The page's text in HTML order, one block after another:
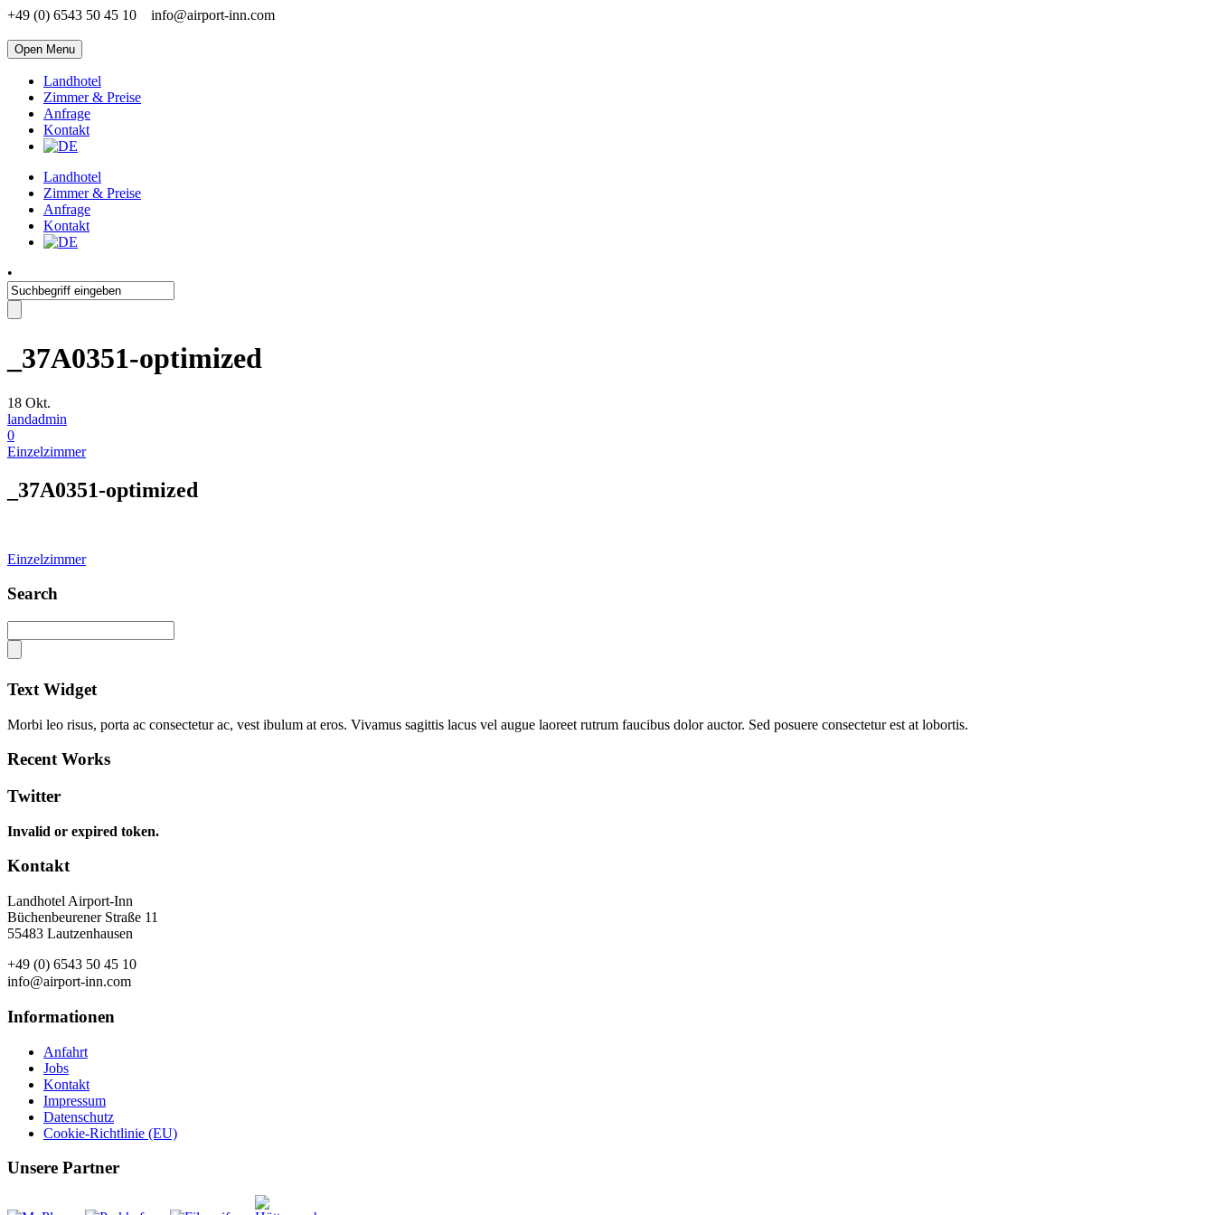
+49 (0) 6543 50 45 10 info@airport-inn.com
Open Menu
Landhotel
Zimmer & Preise
Anfrage
Kontakt
Landhotel
Zimmer & Preise
Anfrage
Kontakt
•
_37A0351-optimized
18 Okt.
landadmin
0
Einzelzimmer
_37A0351-optimized
Einzelzimmer
Search
Text Widget
Morbi leo risus, porta ac consectetur ac, vest ibulum at eros. Vivamus sagittis lacus vel augue laoreet rutrum faucibus dolor auctor. Sed posuere consectetur est at lobortis.
Recent Works
Twitter
Invalid or expired token.
Kontakt
Landhotel Airport-Inn
Büchenbeurener Straße 11
55483 Lautzenhausen
+49 (0) 6543 50 45 10
info@airport-inn.com
Informationen
Anfahrt
Jobs
Kontakt
Impressum
Datenschutz
Cookie-Richtlinie (EU)
Unsere Partner